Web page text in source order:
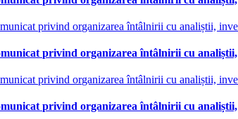
privind organizarea întâlnirii cu analiștii,
privind organizarea întâlnirii cu
privind organizarea întâlnirii cu analiștii,
privind organizarea întâlnirii cu